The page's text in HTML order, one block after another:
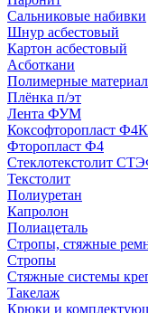
Сальниковые набивки
Шнур асбестовый
Картон асбестовый
Асботкани
Полимерные
Плёнка п/эт
Лента ФУМ
Коксофторопласт
Фторопласт Ф4
Стеклотекстолит
Текстолит
Полиуретан
Капролон
Полиацеталь
Стропы, стяжные
Стропы
Стяжные системы
Такелаж
Крюки и